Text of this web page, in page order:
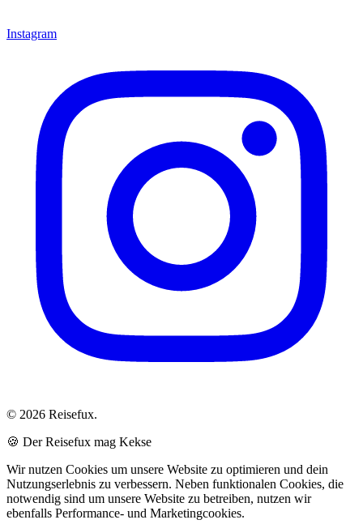
Instagram
© 2026 Reisefux.
🍪 Der Reisefux mag Kekse
Wir nutzen Cookies um unsere Website zu optimieren und dein
Nutzungserlebnis zu verbessern. Neben funktionalen Cookies, die
notwendig sind um unsere Website zu betreiben, nutzen wir
ebenfalls Performance- und Marketingcookies.